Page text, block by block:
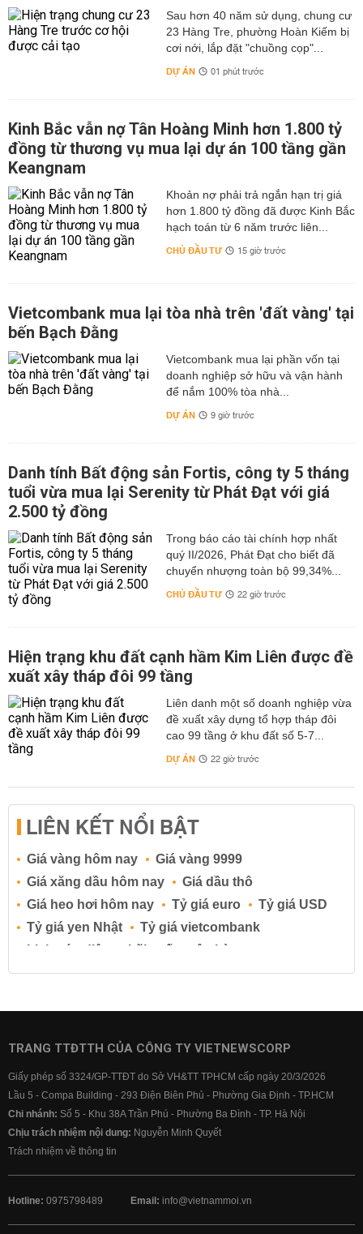
Sau hơn 40 năm sử dụng, chung cư
23 Hàng Tre, phường Hoàn Kiếm bị
cơi nới, lắp đặt "chuồng cọp"...
DỰ ÁN 01 phút trước
Kinh Bắc vẫn nợ Tân Hoàng Minh hơn 1.800 tỷ
đồng từ thương vụ mua lại dự án 100 tầng gần
Keangnam
hơn 1.800 tỷ đồng đã được Kinh Bắc
hạch toán từ 6 năm trước liên...
CHỦ ĐẦU TƯ 15 giờ trước
Vietcombank mua lại tòa nhà trên 'đất vàng' tại
bến Bạch Đằng
Vietcombank mua lại phần vốn tại
doanh nghiệp sở hữu và vận hành
để nắm 100% tòa nhà...
DỰ ÁN 9 giờ trước
Danh tính Bất động sản Fortis, công ty 5 tháng
tuổi vừa mua lại Serenity từ Phát Đạt với giá
2.500 tỷ đồng
Trong báo cáo tài chính hợp nhất
quý II/2026, Phát Đạt cho biết đã
chuyển nhượng toàn bộ 99,34%...
CHỦ ĐẦU TƯ 22 giờ trước
Hiện trạng khu đất cạnh hầm Kim Liên được đề
xuất xây tháp đôi 99 tầng
Liên danh một số doanh nghiệp vừa
đề xuất xây dựng tổ hợp tháp đôi
cao 99 tầng ở khu đất số 5-7...
DỰ ÁN 22 giờ trước
LIÊN KẾT NỔI BẬT
Giá vàng hôm nay
Giá vàng 9999
Giá xăng dầu hôm nay
Giá dầu thô
Giá heo hơi hôm nay
Tỷ giá euro
Tỷ giá USD
Tỷ giá yen Nhật
Tỷ giá vietcombank
Lịch cúp điện
Lãi suất ngân hàng
Lãi suất tiết kiệm
Lãi suất tiền gửi
Lãi suất ngân hàng BIDV
Lãi suất ngân hàng Vietcombank
TRANG TTĐTTH CỦA CÔNG TY VIETNEWSCORP
Giấy phép số 3324/GP-TTĐT do Sở VH&TT TPHCM cấp ngày 20/3/2026
Lầu 5 - Compa Building - 293 Điện Biên Phủ - Phường Gia Định - TP.HCM
Chi nhánh: Số 5 - Khu 38A Trần Phú - Phường Ba Đình - TP. Hà Nội
Chịu trách nhiệm nội dung: Nguyễn Minh Quyết
Trách nhiệm về thông tin
Hotline: 0975798489 Email: info@vietnammoi.vn